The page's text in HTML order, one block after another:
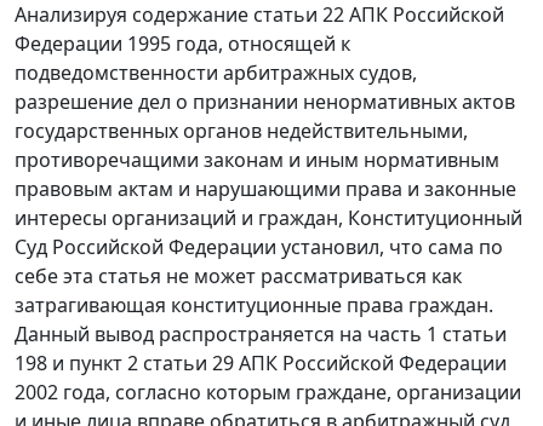
Анализируя содержание статьи 22АПК Российской
Федерации 1995 года, относящей к
подведомственности арбитражных судов,
разрешение дел о признании ненормативных актов
государственных органов недействительными,
противоречащими законам и иным нормативным
правовым актам и нарушающими права и законные
интересы организаций и граждан, Конституционный
Суд Российской Федерации установил, что сама по
себе эта статья не может рассматриваться как
затрагивающая конституционные права граждан.
Данный вывод распространяется на часть 1 статьи
198 и пункт 2 статьи 29АПК Российской Федерации
2002 года, согласно которым граждане, организации